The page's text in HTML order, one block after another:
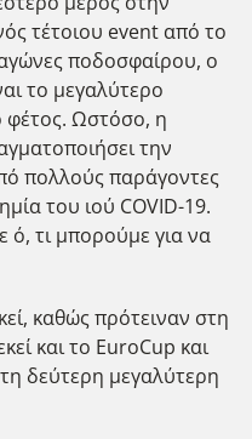
τέτοιου event από το
ποδοσφαίρου, ο
το μεγαλύτερο
φέτος. Ωστόσο, η
την
πολλούς παράγοντες
του ιού COVID-19.
τι μπορούμε για να
καθώς πρότειναν στη
και το EuroCup και
δεύτερη μεγαλύτερη